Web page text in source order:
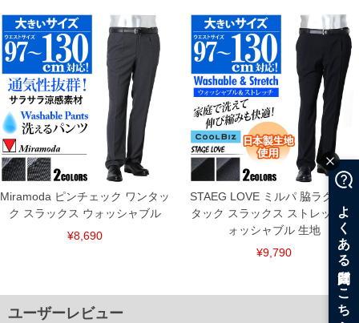
130/130/136/39.7/24.0/90/28.0
単位はcm
※【返品交換について】
返品交換希望の方は、商品到着後1週間以内にご連絡ください。
下着(肌着)やワイシャツは商品の性質上、返品交換不可とさせて頂いております。予め
ご了承くださいませ。
※【ボトムの裾上げをご希望の場合】
裾上げ料金は500円+税となります。
備考欄に股下●cmとご記入下さい。（裾上げ無料対象商品は1本につき税込6,000円以
上の品が対象。1本5,999円以下の商品は有料（500円+税）となります。）
出荷まで約1週間～20日間程お時間を頂く場合がございます。
尚、裾上げした商品は返品・交換不可となりますので、予めご了承下さい。
一部、お直しに対応出来ない商品がございます。(例：裾にファスナーや調節ひもが付
いている、極端なデザインが施されている等)
※商品によって若干のサイズの誤差がございます。また、お客様がご使用の環境（コ
ンピュータ画面）によって、商品の色味が若干異なる場合がございます。予めご了承
※当店での掲載商品は、実店鋪と在庫を共用しておりますので店頭での売り違い、店
舗からのお取り寄せ等により、お客様にご迷惑をお掛けしてしまう場合がございま
す。そのようなことがない様最大限に努めておりますが、もしあった場合速やかにご
Miramoda ピンチェック ワンタッ
ク スラックス ウォッシャブル
¥8,690
STAEG LOVE ミルパ 脇ラク ワン
タック スラックス ストレッチ ウ
ォッシャブル 生地
¥9,790
ユーザーレビュー